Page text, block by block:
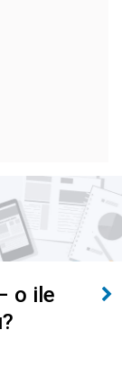
o ile